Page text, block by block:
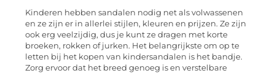
Kinderen hebben sandalen nodig net als volwassenen
en ze zijn er in allerlei stijlen, kleuren en prijzen. Ze zijn
ook erg veelzijdig, dus je kunt ze dragen met korte
broeken, rokken of jurken. Het belangrijkste om op te
letten bij het kopen van kindersandalen is het bandje.
Zorg ervoor dat het breed genoeg is en verstelbare